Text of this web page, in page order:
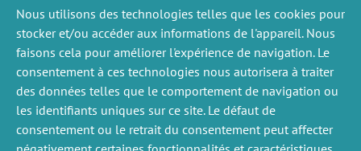
Nous utilisons des technologies telles que les cookies pour
stocker et/ou accéder aux informations de l'appareil. Nous
faisons cela pour améliorer l'expérience de navigation. Le
consentement à ces technologies nous autorisera à traiter
des données telles que le comportement de navigation ou
les identifiants uniques sur ce site. Le défaut de
consentement ou le retrait du consentement peut affecter